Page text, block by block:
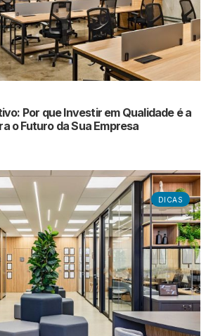
Por que Investir em Qualidade é a
o Futuro da Sua Empresa
DICAS